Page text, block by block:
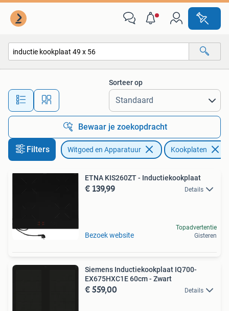
Alle afstanden…
Sorteer op
Bewaar je zoekopdracht
Filters Witgoed en Apparatuur Kookplaten
ETNA KIS260ZT - Inductiekookplaat
€ 139,99 Details
Bezoek website
Topadvertentie
Gisteren
Siemens Inductiekookplaat IQ700-
EX675HXC1E 60cm - Zwart
€ 559,00 Details